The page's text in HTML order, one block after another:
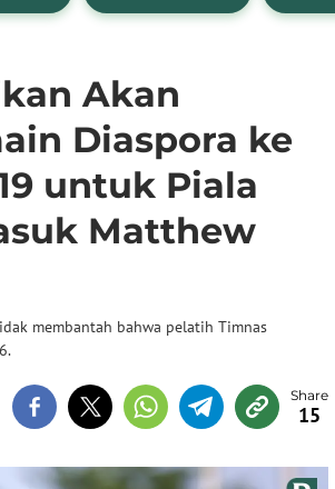
Akan
Diaspora ke
untuk Piala
Matthew
membantah bahwa pelatih Timnas
15